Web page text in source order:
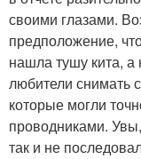
своими глазами.
предположение,
нашла тушу кита, а
любители снимать
которые могли
проводниками.
так и не